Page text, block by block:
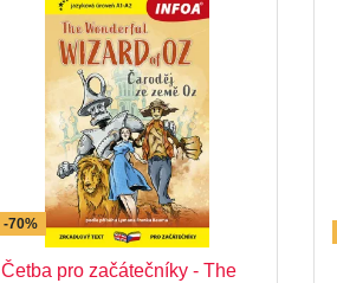
-70%
Četba pro začátečníky - The